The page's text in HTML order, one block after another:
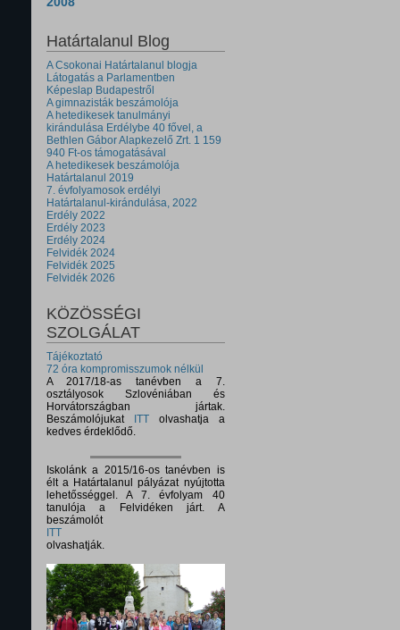
Határtalanul Blog
A Csokonai Határtalanul blogja
Látogatás a Parlamentben
Képeslap Budapestről
A gimnazisták beszámolója
A hetedikesek tanulmányi
kirándulása Erdélybe 40 fővel, a
Bethlen Gábor Alapkezelő Zrt. 1 159
940 Ft-os támogatásával
A hetedikesek beszámolója
Határtalanul 2019
7. évfolyamosok erdélyi
Határtalanul-kirándulása, 2022
Erdély 2022
Erdély 2023
Erdély 2024
Felvidék 2024
Felvidék 2025
Felvidék 2026
KÖZÖSSÉGI
SZOLGÁLAT
Tájékoztató
72 óra kompromisszumok nélkül
A 2017/18-as tanévben a 7.
osztályosok Szlovéniában és
Horvátországban jártak.
Beszámolójukat
ITTolvashatja a
kedves érdeklődő.
Iskolánk a 2015/16-os tanévben is
élt a Határtalanul pályázat nyújtotta
lehetősséggel. A 7. évfolyam 40
tanulója a Felvidéken járt. A
beszámolót
ITT
olvashatják.